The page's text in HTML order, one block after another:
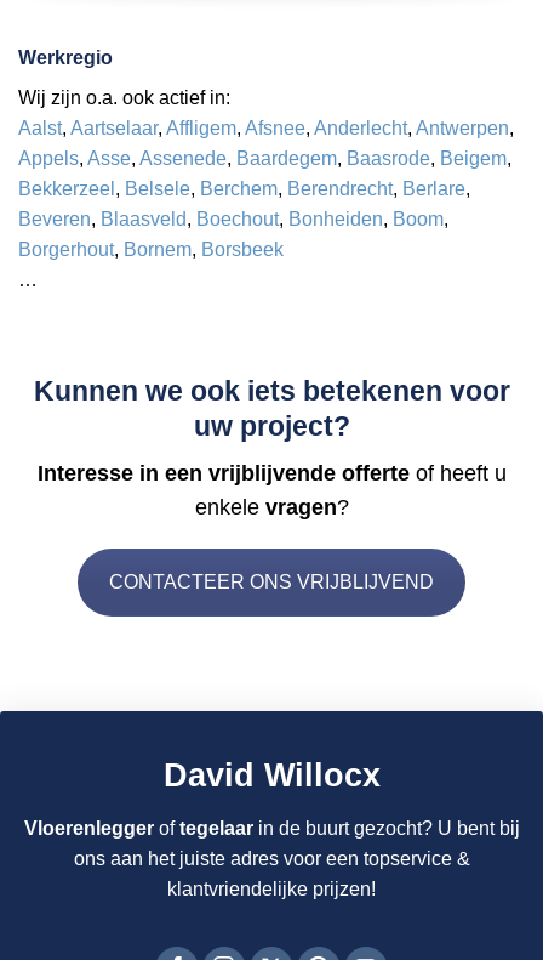
Werkregio
Wij zijn o.a. ook actief in:
Aalst, Aartselaar, Affligem, Afsnee, Anderlecht, Antwerpen,
Appels, Asse, Assenede, Baardegem, Baasrode, Beigem,
Bekkerzeel , Belsele, Berchem, Berendrecht, Berlare,
Beveren, Blaasveld, Boechout, Bonheiden, Boom,
Borgerhout, Bornem, Borsbeek
…
Kunnen we ook iets betekenen voor
uw project?
Interesse in een vrijblijvende offerte of heeft u
enkelevragen?
CONTACTEER ONS VRIJBLIJVEND
David Willocx
Vloerenleggeroftegelaarin de buurt gezocht? U bent bij
ons aan het juiste adres voor een topservice &
klantvriendelijke prijzen!